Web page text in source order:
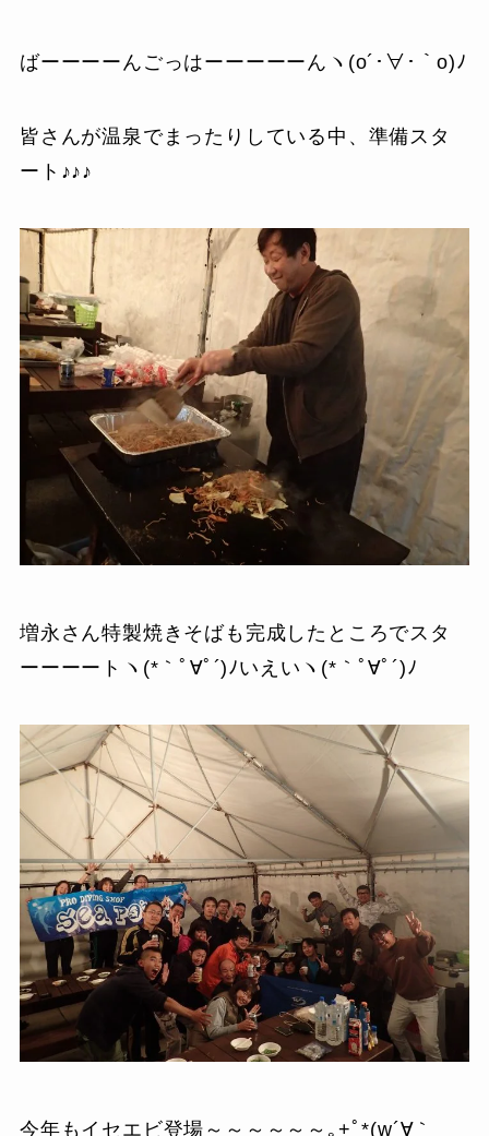
ばーーーーんごっはーーーーーんヽ(o´･∀･｀o)ﾉ
皆さんが温泉でまったりしている中、準備スタ
ート♪♪♪
増永さん特製焼きそばも完成したところでスタ
ーーーートヽ(*｀ﾟ∀ﾟ´)ﾉいえいヽ(*｀ﾟ∀ﾟ´)ﾉ
今年もイセエビ登場～～～～～～｡+ﾟ*(w´∀｀